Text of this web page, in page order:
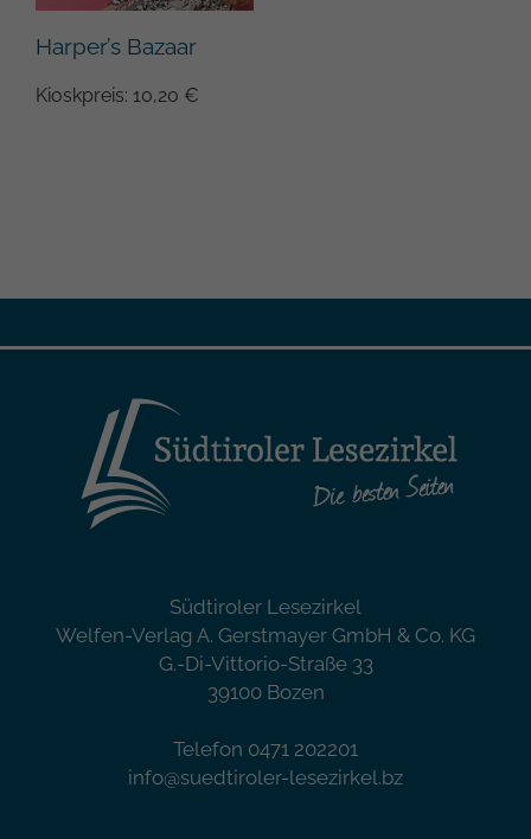
Harper’s Bazaar
Kioskpreis: 10,20 €
Südtiroler Lesezirkel
Welfen-Verlag A. Gerstmayer GmbH & Co. KG
G.-Di-Vittorio-Straße 33
39100 Bozen
Telefon 0471 202201
info@suedtiroler-lesezirkel.bz